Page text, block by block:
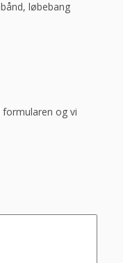
løbebang
og vi